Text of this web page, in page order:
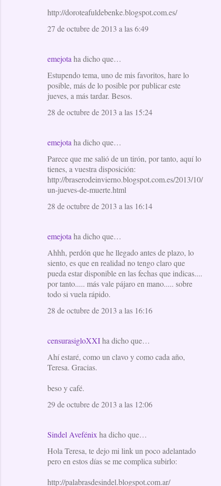
http://doroteafuldebenke.blogspot.com.es/
27 de octubre de 2013 a las 6:49
emejota ha dicho que…
Estupendo tema, uno de mis favoritos, hare lo
posible, más de lo posible por publicar este
jueves, a más tardar. Besos.
28 de octubre de 2013 a las 15:24
emejota ha dicho que…
Parece que me salió de un tirón, por tanto, aquí lo
tienes, a vuestra disposición:
http://braserodeinvierno.blogspot.com.es/2013/10/
un-jueves-de-muerte.html
28 de octubre de 2013 a las 16:14
emejota ha dicho que…
Ahhh, perdón que he llegado antes de plazo, lo
siento, es que en realidad no tengo claro que
pueda estar disponible en las fechas que indicas....
por tanto..... más vale pájaro en mano..... sobre
todo si vuela rápido.
28 de octubre de 2013 a las 16:16
censurasigloXXIha dicho que…
Ahí estaré, como un clavo y como cada año,
Teresa. Gracias.
beso y café.
29 de octubre de 2013 a las 12:06
Sindel Avefénix ha dicho que…
Hola Teresa, te dejo mi link un poco adelantado
pero en estos días se me complica subirlo:
http://palabrasdesindel.blogspot.com.ar/